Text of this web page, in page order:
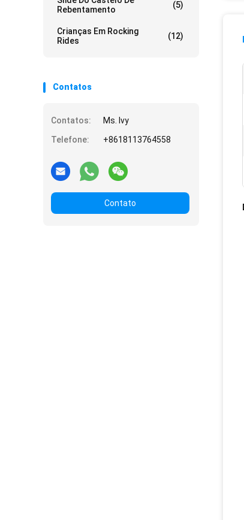
Rebentamento
(5)
Crianças Em Rocking
Rides
(12)
Contatos
Contatos:
Ms. Ivy
Telefone:
+8618113764558
Contato